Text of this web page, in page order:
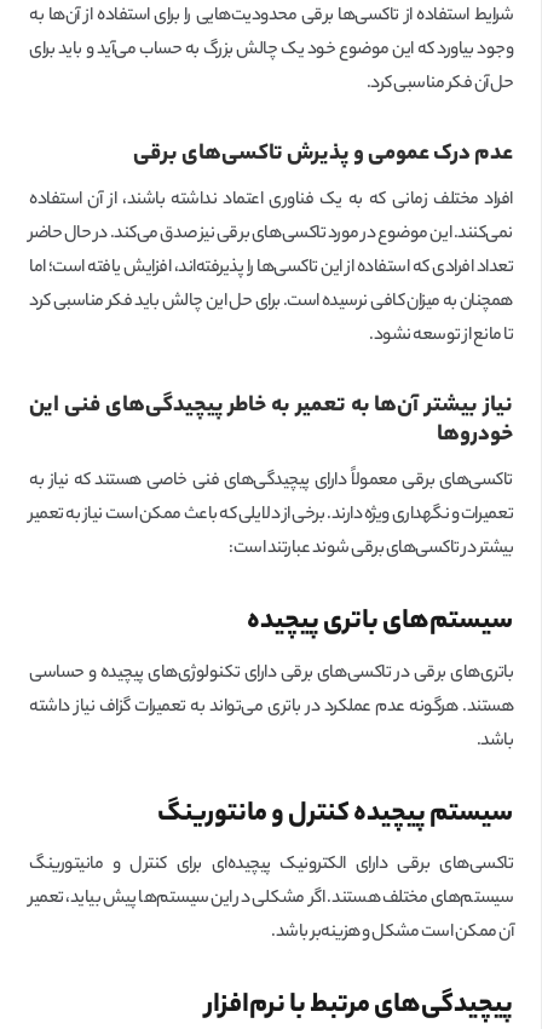
شرایط استفاده از تاکسی‌ها برقی محدودیت‌هایی را برای استفاده از آن‌ها به
وجود بیاورد که این موضوع خود یک چالش بزرگ به حساب می‌آید و باید برای
حل آن فکر مناسبی کرد.
عدم درک عمومی و پذیرش تاکسی‌های برقی
افراد مختلف زمانی که به یک فناوری اعتماد نداشته باشند، از آن استفاده
نمی‌کنند. این موضوع در مورد تاکسی‌های برقی نیز صدق می‌کند. در حال حاضر
تعداد افرادی که استفاده از این تاکسی‌ها را پذیرفته‌اند، افزایش یافته است؛ اما
همچنان به میزان کافی نرسیده است. برای حل این چالش باید فکر مناسبی کرد
تا مانع از توسعه نشود.
نیاز بیشتر آن‌ها به تعمیر به خاطر پیچیدگی‌های فنی این
خودروها
تاکسی‌های برقی معمولاً دارای پیچیدگی‌های فنی خاصی هستند که نیاز به
تعمیرات و نگهداری ویژه دارند. برخی از دلایلی که باعث ممکن است نیاز به تعمیر
بیشتر در تاکسی‌های برقی شوند عبارتند است:
سیستم‌های باتری پیچیده
باتری‌های برقی در تاکسی‌های برقی دارای تکنولوژی‌های پیچیده و حساسی
هستند. هرگونه عدم عملکرد در باتری می‌تواند به تعمیرات گزاف نیاز داشته
باشد.
سیستم پیچیده کنترل و مانتورینگ
تاکسی‌های برقی دارای الکترونیک پیچیده‌ای برای کنترل و مانیتورینگ
سیستم‌های مختلف هستند. اگر مشکلی در این سیستم‌ها پیش بیاید، تعمیر
آن ممکن است مشکل و هزینه‌بر باشد.
پیچیدگی‌های مرتبط با نرم‌افزار